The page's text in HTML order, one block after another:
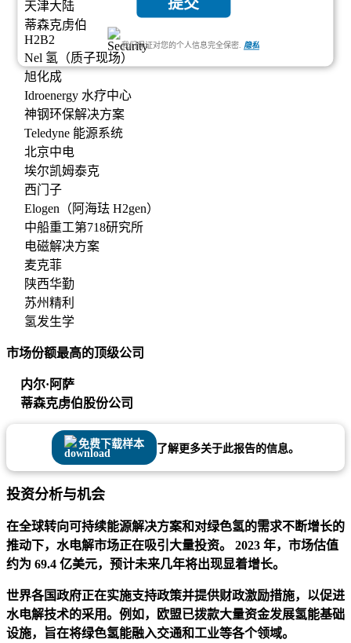
提交
我们保证对您的个人信息完全保密. 隐私
天津大陆
蒂森克虏伯
H2B2
Nel 氢（质子现场）
旭化成
Idroenergy 水疗中心
神钢环保解决方案
Teledyne 能源系统
北京中电
埃尔凯姆泰克
西门子
Elogen（阿海珐 H2gen）
中船重工第718研究所
电磁解决方案
麦克菲
陕西华勤
苏州精利
氢发生学
市场份额最高的顶级公司
内尔·阿萨
蒂森克虏伯股份公司
免费下载样本 了解更多关于此报告的信息。
投资分析与机会
在全球转向可持续能源解决方案和对绿色氢的需求不断增长的
推动下，水电解市场正在吸引大量投资。 2023 年，市场估值
约为 69.4 亿美元，预计未来几年将出现显着增长。
世界各国政府正在实施支持政策并提供财政激励措施，以促进
水电解技术的采用。例如，欧盟已拨款大量资金发展氢能基础
设施，旨在将绿色氢能融入交通和工业等各个领域。